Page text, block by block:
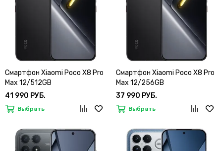
Смартфон Xiaomi Poco X8 Pro
Max 12/512GB
41 990 РУБ.
Выбрать
Смартфон Xiaomi Poco X8 Pro
Max 12/256GB
37 990 РУБ.
Выбрать